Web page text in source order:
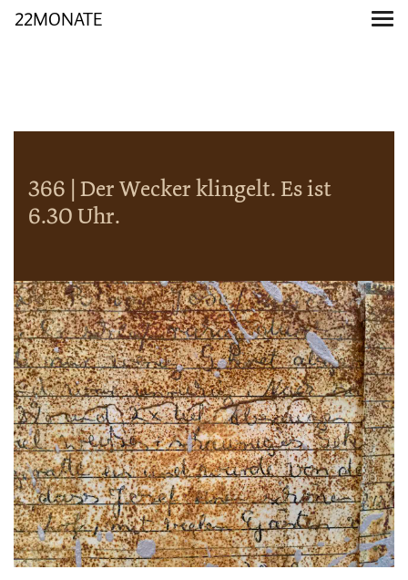
22MONATE
366 | Der Wecker klingelt. Es ist
6.30 Uhr.